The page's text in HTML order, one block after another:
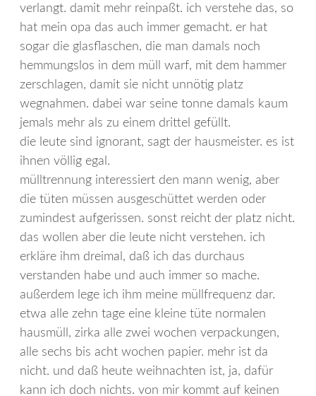
verlangt. damit mehr reinpaßt. ich verstehe das, so
hat mein opa das auch immer gemacht. er hat
sogar die glasflaschen, die man damals noch
hemmungslos in dem müll warf, mit dem hammer
zerschlagen, damit sie nicht unnötig platz
wegnahmen. dabei war seine tonne damals kaum
jemals mehr als zu einem drittel gefüllt.
die leute sind ignorant, sagt der hausmeister. es ist
ihnen völlig egal.
mülltrennung interessiert den mann wenig, aber
die tüten müssen ausgeschüttet werden oder
zumindest aufgerissen. sonst reicht der platz nicht.
das wollen aber die leute nicht verstehen. ich
erkläre ihm dreimal, daß ich das durchaus
verstanden habe und auch immer so mache.
außerdem lege ich ihm meine müllfrequenz dar.
etwa alle zehn tage eine kleine tüte normalen
hausmüll, zirka alle zwei wochen verpackungen,
alle sechs bis acht wochen papier. mehr ist da
nicht. und daß heute weihnachten ist, ja, dafür
kann ich doch nichts. von mir kommt auf keinen